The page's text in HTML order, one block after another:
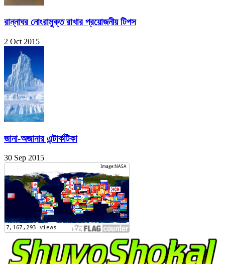
রান্নাঘর নোংরামুক্ত রাখার প্রয়োজনীয় টিপস
2 Oct 2015
জানা-অজানার এন্টার্কটিকা
30 Sep 2015